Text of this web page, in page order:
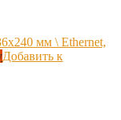
мм \ Ethernet,
Добавить к